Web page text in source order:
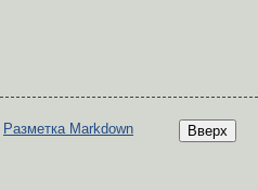
Вверх
Разметка Markdown